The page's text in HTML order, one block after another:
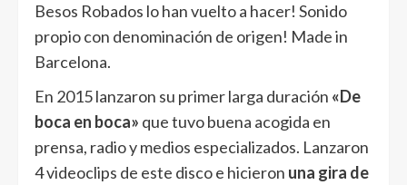
Besos Robados lo han vuelto a hacer! Sonido
propio con denominación de origen! Made in
Barcelona.
En 2015 lanzaron su primer larga duración «De
boca en boca» que tuvo buena acogida en
prensa, radio y medios especializados. Lanzaron
4 videoclips de este disco e hicieron una gira de